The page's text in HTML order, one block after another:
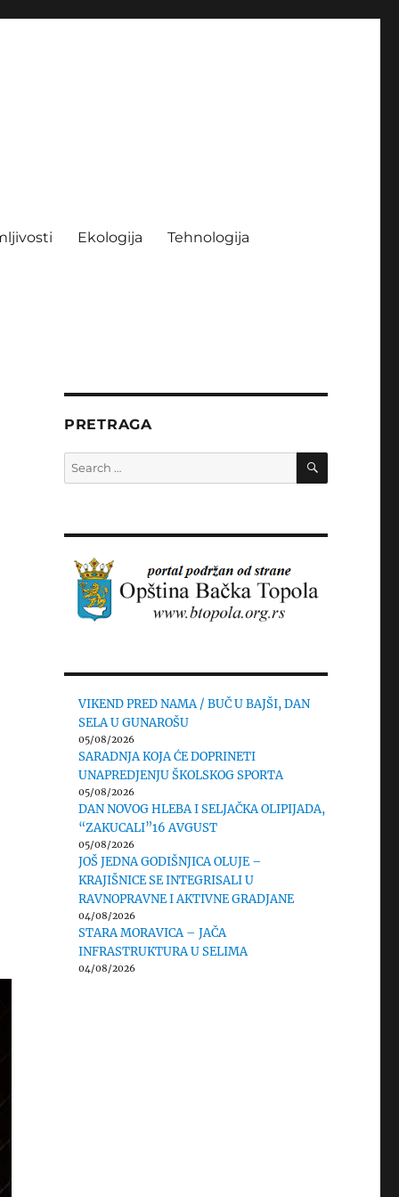
Ekologija Tehnologija
PRETRAGA
Search
for:
SEARCH
VIKEND PRED NAMA / BUČ U BAJŠI, DAN
SELA U GUNAROŠU
05/08/2026
SARADNJA KOJA ĆE DOPRINETI
UNAPREDJENJU ŠKOLSKOG SPORTA
05/08/2026
DAN NOVOG HLEBA I SELJAČKA OLIPIJADA,
“ZAKUCALI”16 AVGUST
05/08/2026
JOŠ JEDNA GODIŠNJICA OLUJE –
KRAJIŠNICE SE INTEGRISALI U
RAVNOPRAVNE I AKTIVNE GRADJANE
04/08/2026
STARA MORAVICA – JAČA
INFRASTRUKTURA U SELIMA
04/08/2026